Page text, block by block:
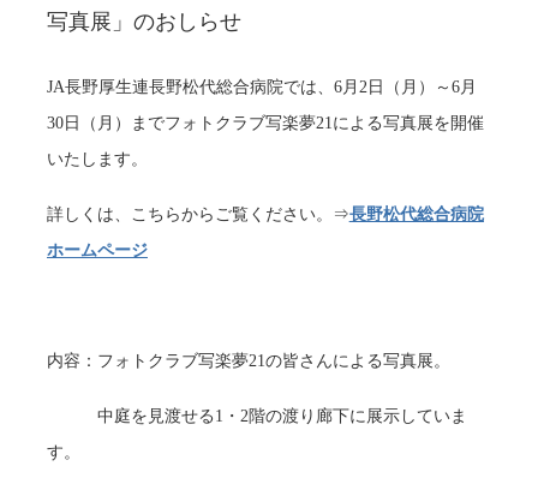
写真展」のおしらせ
JA長野厚生連長野松代総合病院では、6月2日（月）～6月
30日（月）までフォトクラブ写楽夢21による写真展を開催
いたします。
詳しくは、こちらからご覧ください。⇒長野松代総合病院
ホームページ
内容：フォトクラブ写楽夢21の皆さんによる写真展。
中庭を見渡せる1・2階の渡り廊下に展示していま
す。